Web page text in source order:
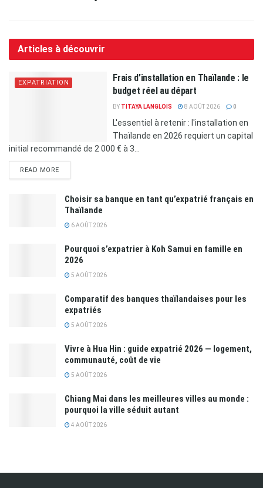
Articles à découvrir
EXPATRIATION
Frais d’installation en Thaïlande : le
budget réel au départ
BY TITAYA LANGLOIS 8 AOÛT 2026 0
L'essentiel à retenir : l'installation en
Thaïlande en 2026 requiert un capital
initial recommandé de 2 000 € à 3...
READ MORE
Choisir sa banque en tant qu’expatrié français en
Thaïlande
6 AOÛT 2026
Pourquoi s’expatrier à Koh Samui en famille en
2026
5 AOÛT 2026
Comparatif des banques thaïlandaises pour les
expatriés
5 AOÛT 2026
Vivre à Hua Hin : guide expatrié 2026 — logement,
communauté, coût de vie
5 AOÛT 2026
Chiang Mai dans les meilleures villes au monde :
pourquoi la ville séduit autant
4 AOÛT 2026